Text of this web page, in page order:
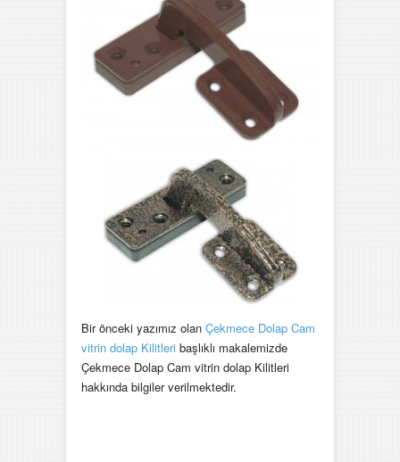
Bir önceki yazımız olan Çekmece Dolap Cam
vitrin dolap Kilitleri başlıklı makalemizde
Çekmece Dolap Cam vitrin dolap Kilitleri
hakkında bilgiler verilmektedir.